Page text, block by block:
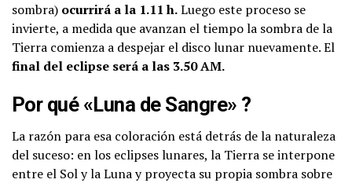
sombra) ocurrirá a la 1.11 h.Luego este proceso se
invierte, a medida que avanzan el tiempo la sombra de la
Tierra comienza a despejar el disco lunar nuevamente. El
final del eclipse será a las 3.50 AM.
Por qué «Luna de Sangre» ?
La razón para esa coloración está detrás de la naturaleza
del suceso: en los eclipses lunares, la Tierra se interpone
entre el Sol y la Luna y proyecta su propia sombra sobre